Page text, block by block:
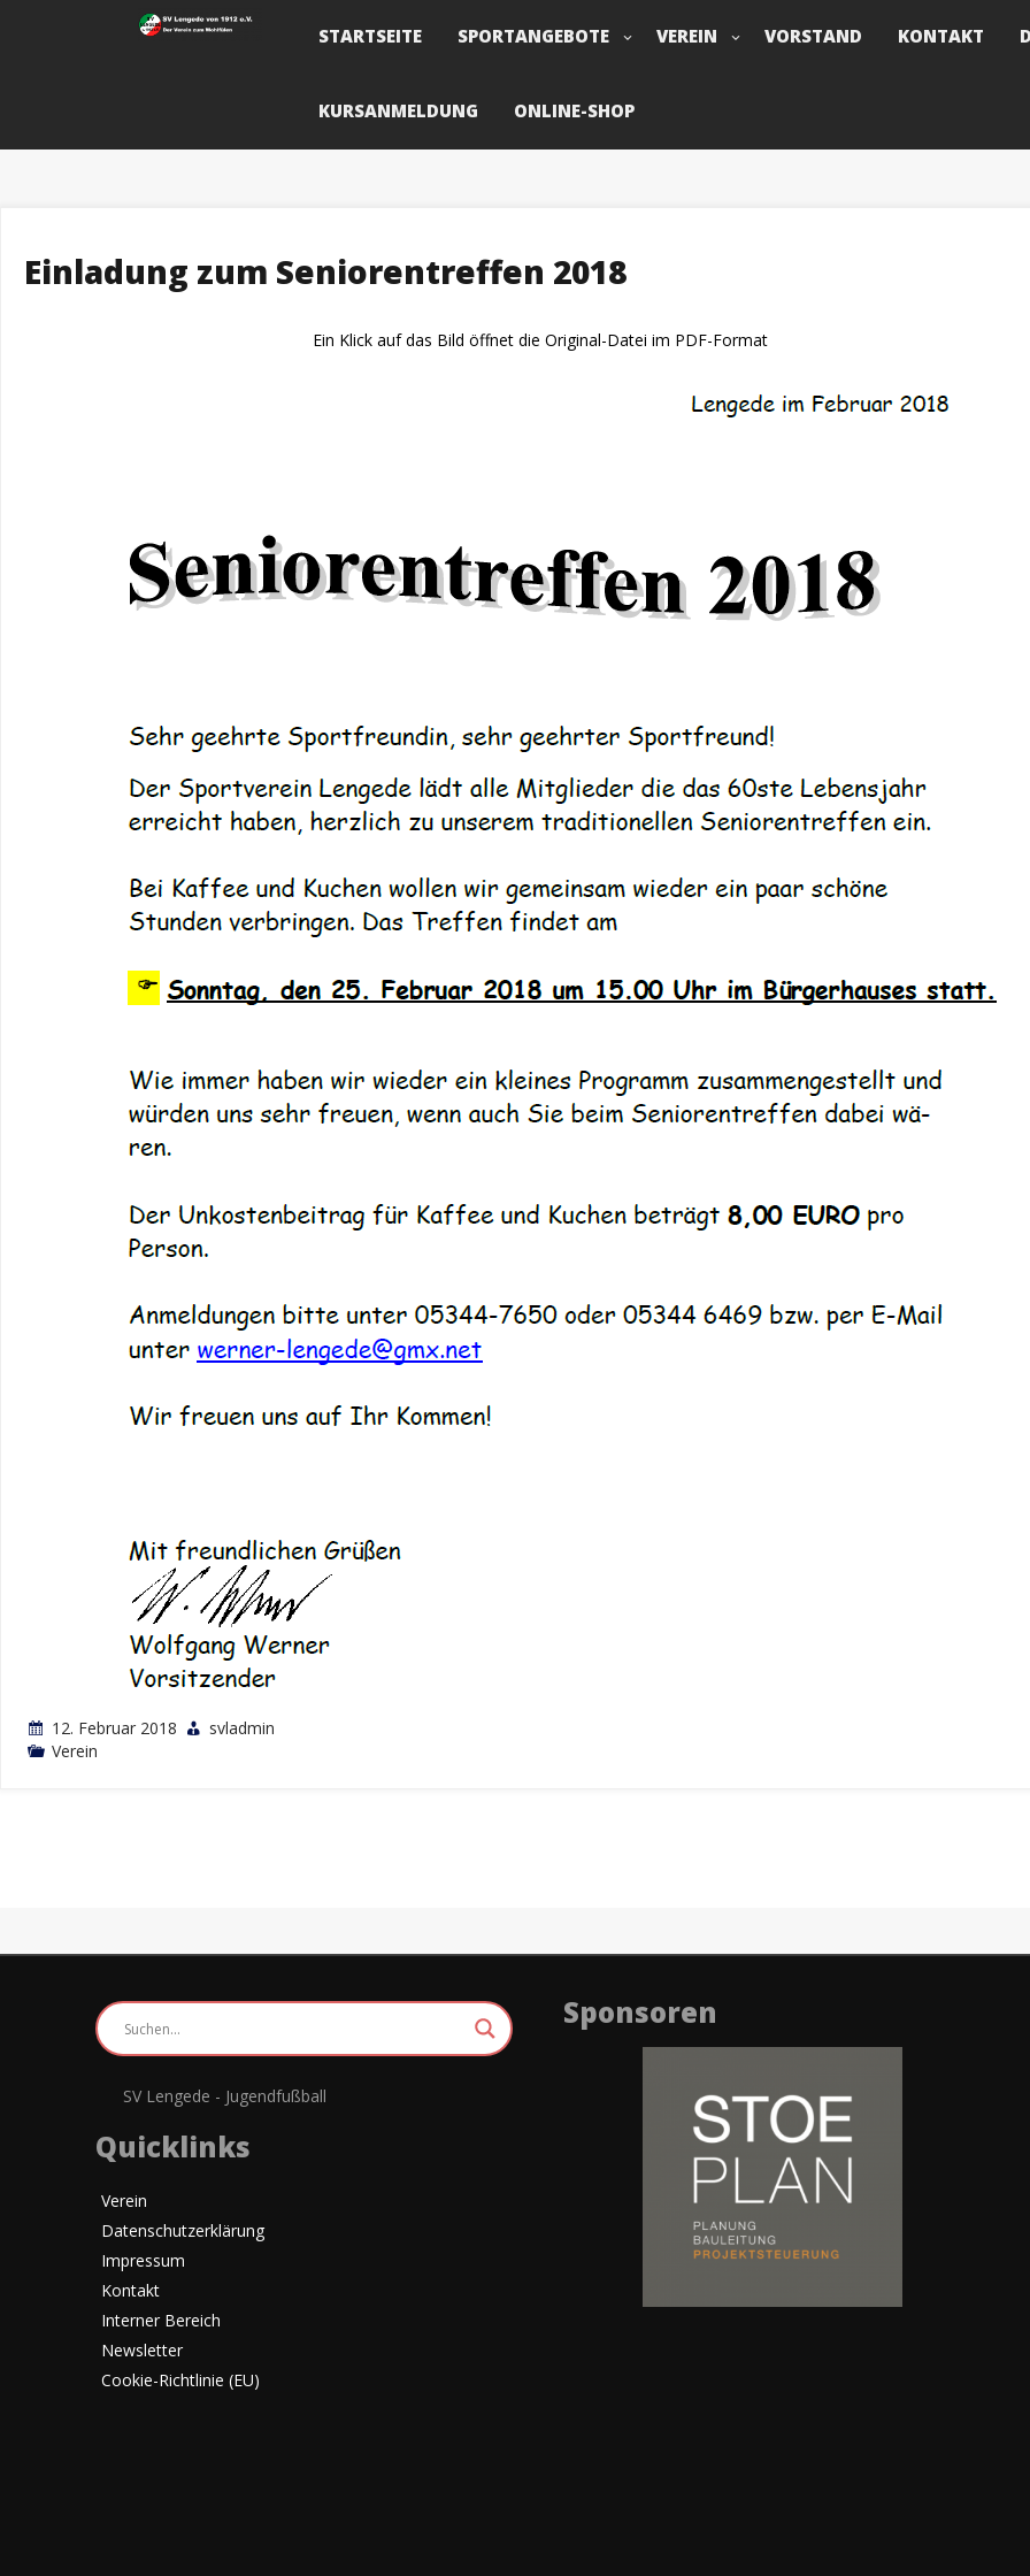
STARTSEITE SPORTANGEBOTE VEREIN VORSTAND KONTAKT
KURSANMELDUNG ONLINE-SHOP
Einladung zum Seniorentreffen 2018
Ein Klick auf das Bild öffnet die Original-Datei im PDF-Format
12. Februar 2018
svladmin
Verein
SV Lengede - Jugendfußball
Quicklinks
Verein
Datenschutzerklärung
Impressum
Kontakt
Interner Bereich
Newsletter
Cookie-Richtlinie (EU)
Sponsoren